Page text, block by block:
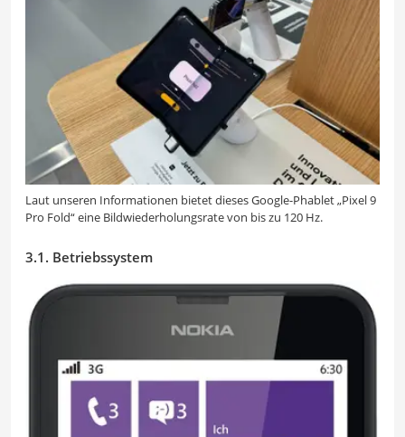
Laut unseren Informationen bietet dieses Google-Phablet „Pixel 9
Pro Fold“ eine Bildwiederholungsrate von bis zu 120 Hz.
3.1. Betriebssystem